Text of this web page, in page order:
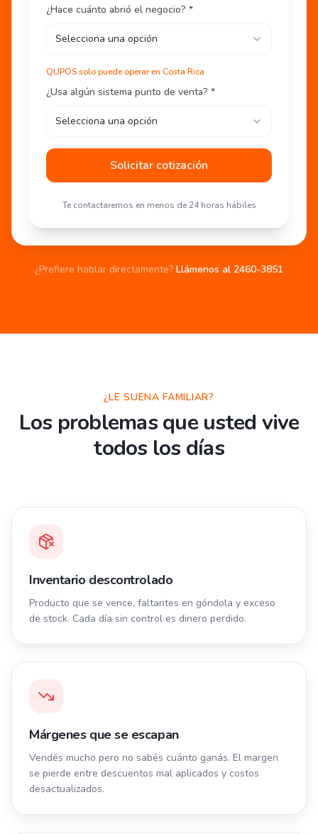
¿Hace cuánto abrió el negocio? *
Selecciona una opción
QUPOS solo puede operar en Costa Rica
¿Usa algún sistema punto de venta? *
Selecciona una opción
Solicitar cotización
Te contactaremos en menos de 24 horas hábiles
¿Prefiere hablar directamente? Llámenos al 2460-3851
¿LE SUENA FAMILIAR?
Los problemas que usted vive
todos los días
Inventario descontrolado
Producto que se vence, faltantes en góndola y exceso
de stock. Cada día sin control es dinero perdido.
Márgenes que se escapan
Vendés mucho pero no sabés cuánto ganás. El margen
se pierde entre descuentos mal aplicados y costos
desactualizados.